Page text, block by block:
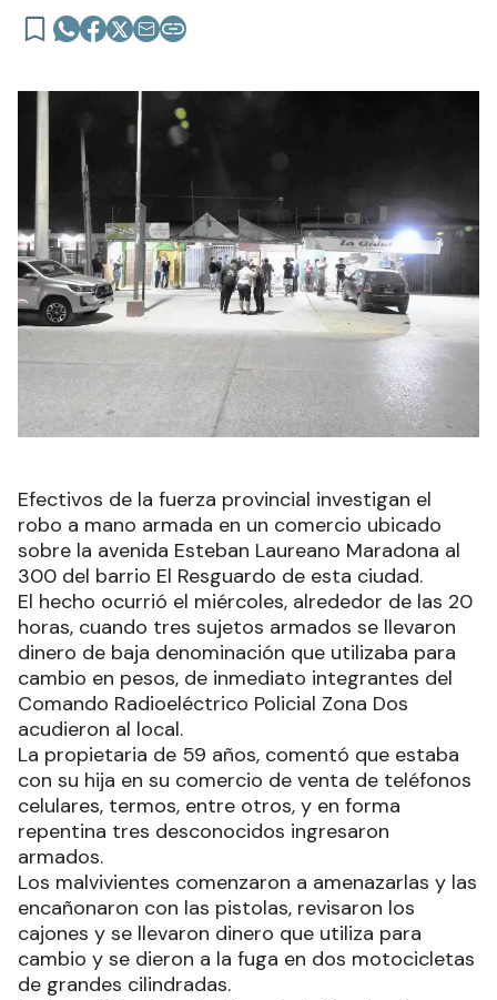
Efectivos de la fuerza provincial investigan el
robo a mano armada en un comercio ubicado
sobre la avenida Esteban Laureano Maradona al
300 del barrio El Resguardo de esta ciudad.
El hecho ocurrió el miércoles, alrededor de las 20
horas, cuando tres sujetos armados se llevaron
dinero de baja denominación que utilizaba para
cambio en pesos, de inmediato integrantes del
Comando Radioeléctrico Policial Zona Dos
acudieron al local.
La propietaria de 59 años, comentó que estaba
con su hija en su comercio de venta de teléfonos
celulares, termos, entre otros, y en forma
repentina tres desconocidos ingresaron
armados.
Los malvivientes comenzaron a amenazarlas y las
encañonaron con las pistolas, revisaron los
cajones y se llevaron dinero que utiliza para
cambio y se dieron a la fuga en dos motocicletas
de grandes cilindradas.